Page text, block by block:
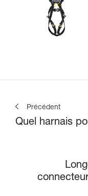
Précédent
Quel harnais